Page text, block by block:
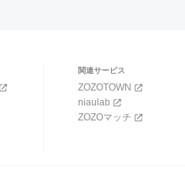
関連サービス
ZOZOTOWN
niaulab
ZOZOマッチ